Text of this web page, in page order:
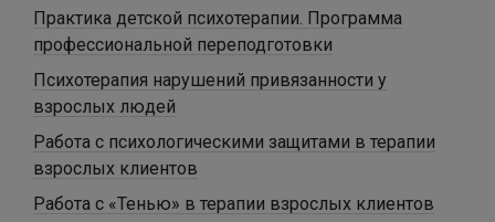
Практика детской психотерапии. Программа
профессиональной переподготовки
Психотерапия нарушений привязанности у
взрослых людей
Работа с психологическими защитами в терапии
взрослых клиентов
Работа с «Тенью» в терапии взрослых клиентов